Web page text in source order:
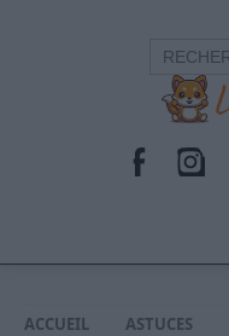
ACCUEIL ASTUCES